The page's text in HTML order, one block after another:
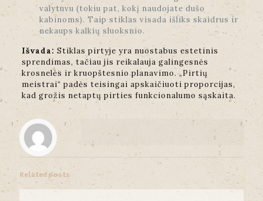
valytuvu (tokiu pat, kokį naudojate dušo
kabinoms). Taip stiklas visada išliks skaidrus ir
nekaups kalkių sluoksnio.
Išvada: Stiklas pirtyje yra nuostabus estetinis
sprendimas, tačiau jis reikalauja galingesnės
krosnelės ir kruopštesnio planavimo. „Pirtių
meistrai“ padės teisingai apskaičiuoti proporcijas,
kad grožis netaptų pirties funkcionalumo sąskaita.
Related posts